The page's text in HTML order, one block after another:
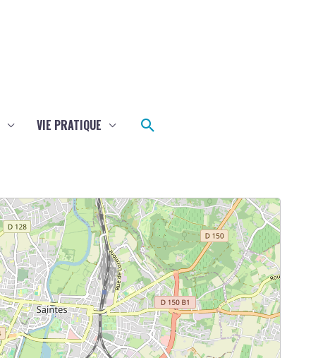
VIE PRATIQUE Rechercher